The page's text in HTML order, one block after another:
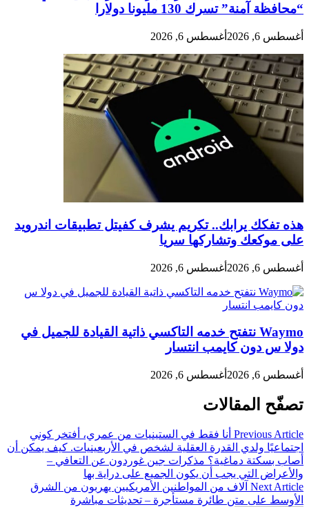
“محافظة آمنة” تسرك 130 مليونا دولارا
أغسطس 6, 2026 أغسطس 6, 2026
هذه تفكك يرابك.. تكريم يشرف كفيتل تطبيقات اندرويد
على موكعك وتشاركها سريا
أغسطس 6, 2026 أغسطس 6, 2026
Waymo​ نتفتح خدمه التاكسي ذاتية القيادة للجميل في
دولا س دون كايمب انتسار
أغسطس 6, 2026 أغسطس 6, 2026
تصفّح المقالات
Previous Article أنا فقط في الستينيات من عمري، أفتخر كوني
اجتماعيًا ولدي القدرة العقلية لشخص في الأربعينيات. كيف يمكن أن
أصاب بسكتة دماغية؟ مذكرات جين غوردون عن التعافي –
والأعراض التي يجب أن يكون الجميع على دراية بها
Next Article آلاف من المواطنين الأمريكيين يهربون من الشرق
الأوسط على متن طائرة مستأجرة – تحديثات مباشرة